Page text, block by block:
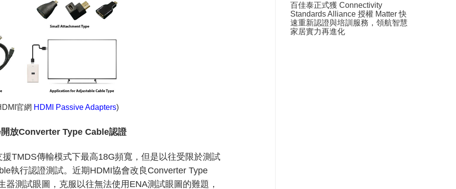
官網 HDMI Passive Adapters)
開放Converter Type Cable認證
TMDS傳輸模式下最高18G頻寬，但是以往受限於測試
執行認證測試。近期HDMI協會改良Converter Type
測試眼圖，克服以往無法使用ENA測試眼圖的難題，
百佳泰正式獲 Connectivity
Standards Alliance 授權 Matter 快
速重新認證與培訓服務，領航智慧
家居實力再進化